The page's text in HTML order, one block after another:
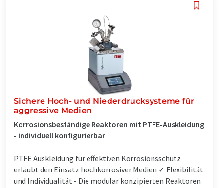
Sichere Hoch- und Niederdrucksysteme für
aggressive Medien
Korrosionsbeständige Reaktoren mit PTFE-Auskleidung
- individuell konfigurierbar
PTFE Auskleidung für effektiven Korrosionsschutz
erlaubt den Einsatz hochkorrosiver Medien ✓ Flexibilität
und Individualität - Die modular konzipierten Reaktoren